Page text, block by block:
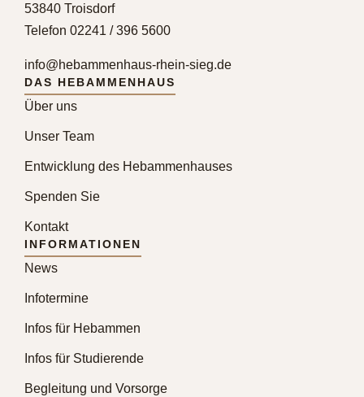
53840 Troisdorf
Telefon 02241 / 396 5600
info@hebammenhaus-rhein-sieg.de
DAS HEBAMMENHAUS
Über uns
Unser Team
Entwicklung des Hebammenhauses
Spenden Sie
Kontakt
INFORMATIONEN
News
Infotermine
Infos für Hebammen
Infos für Studierende
Begleitung und Vorsorge